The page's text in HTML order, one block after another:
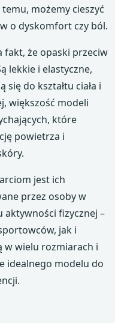
możemy cieszyć
o dyskomfort czy ból.
że opaski przeciw
lekkie i elastyczne,
do kształtu ciała i
większość modeli
które
powietrza i
jest ich
przez osoby w
fizycznej –
jak i
w wielu rozmiarach i
idealnego modelu do